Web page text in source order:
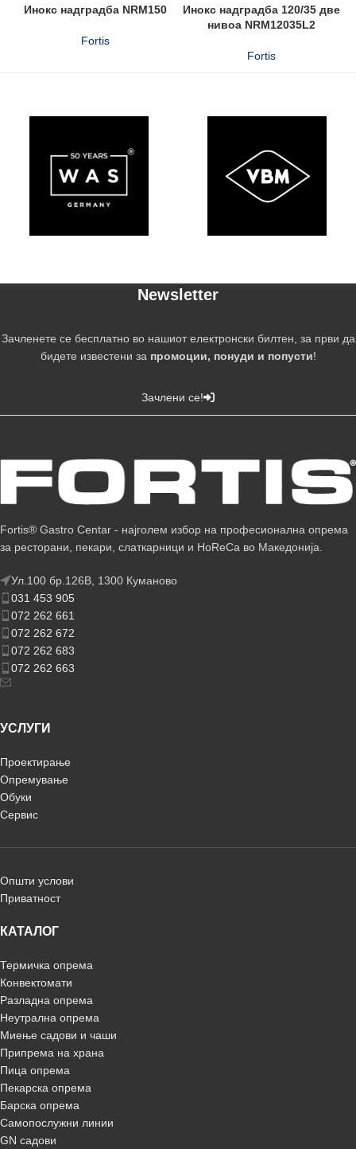
Инокс надградба NRM150
Fortis
Инокс надградба 120/35 две
нивоа NRM12035L2
Fortis
Newsletter
Зачленете се бесплатно во нашиот електронски билтен, за први да
бидете известени за промоции, понуди и попусти!
Зачлени се!
Fortis® Gastro Centar - најголем избор на професионална опрема
за ресторани, пекари, слаткарници и HoReCa во Македонија.
Ул.100 бр.126В, 1300 Куманово
031 453 905
072 262 661
072 262 672
072 262 683
072 262 663
УСЛУГИ
Проектирање
Опремување
Обуки
Сервис
Општи услови
Приватност
КАТАЛОГ
Термичка опрема
Конвектомати
Разладна опрема
Неутрална опрема
Миење садови и чаши
Припрема на храна
Пица опрема
Пекарска опрема
Барска опрема
Самопослужни линии
GN садови